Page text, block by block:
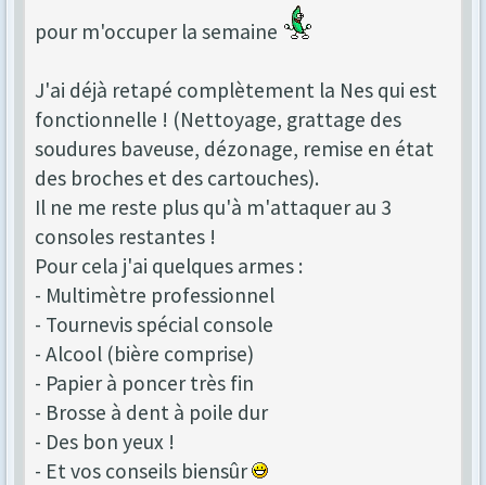
pour m'occuper la semaine
J'ai déjà retapé complètement la Nes qui est
fonctionnelle ! (Nettoyage, grattage des
soudures baveuse, dézonage, remise en état
des broches et des cartouches).
Il ne me reste plus qu'à m'attaquer au 3
consoles restantes !
Pour cela j'ai quelques armes :
- Multimètre professionnel
- Tournevis spécial console
- Alcool (bière comprise)
- Papier à poncer très fin
- Brosse à dent à poile dur
- Des bon yeux !
- Et vos conseils biensûr